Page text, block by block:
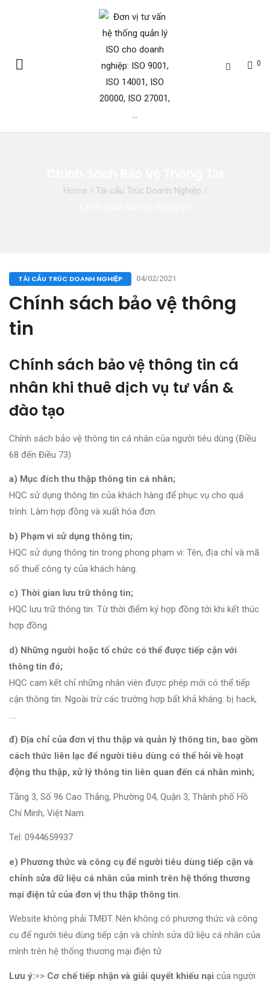
0
Home / Tái cấu Trúc Doanh Nghiệp /
TÁI CẤU TRÚC DOANH NGHIỆP 04/02/2021
Chính sách bảo vệ thông
tin
Chính sách bảo vệ thông tin cá
nhân khi thuê dịch vụ tư vấn &
đào tạo
Chính sách bảo vệ thông tin cá nhân của người tiêu dùng (Điều
68 đến Điều 73)
a) Mục đích thu thập thông tin cá nhân;
HQC sử dụng thông tin của khách hàng để phục vụ cho quá
trình: Làm hợp đồng và xuất hóa đơn.
b) Phạm vi sử dụng thông tin;
HQC sử dụng thông tin trong phong phạm vi: Tên, địa chỉ và mã
số thuế công ty của khách hàng.
c) Thời gian lưu trữ thông tin;
HQC lưu trữ thông tin: Từ thời điểm ký hợp đồng tới khi kết thúc
hợp đồng.
d) Những người hoặc tổ chức có thể được tiếp cận với
thông tin đó;
HQC cam kết chỉ những nhân viên được phép mới có thể tiếp
cận thông tin. Ngoài trừ các trường hợp bất khả kháng: bị hack,
đ) Địa chỉ của đơn vị thu thập và quản lý thông tin, bao gồm
cách thức liên lạc để người tiêu dùng có thể hỏi về hoạt
động thu thập, xử lý thông tin liên quan đến cá nhân mình;
Tầng 3, Số 96 Cao Thắng, Phường 04, Quận 3, Thành phố Hồ
Chí Minh, Việt Nam.
Tel: 0944659937
e) Phương thức và công cụ để người tiêu dùng tiếp cận và
chỉnh sửa dữ liệu cá nhân của mình trên hệ thống thương
mại điện tử của đơn vị thu thập thông tin.
Website không phải TMĐT. Nên không có phương thức và công
cụ để người tiêu dùng tiếp cận và chỉnh sửa dữ liệu cá nhân của
mình trên hệ thống thương mại điện tử
Lưu ý:=> Cơ chế tiếp nhận và giải quyết khiếu nại của người